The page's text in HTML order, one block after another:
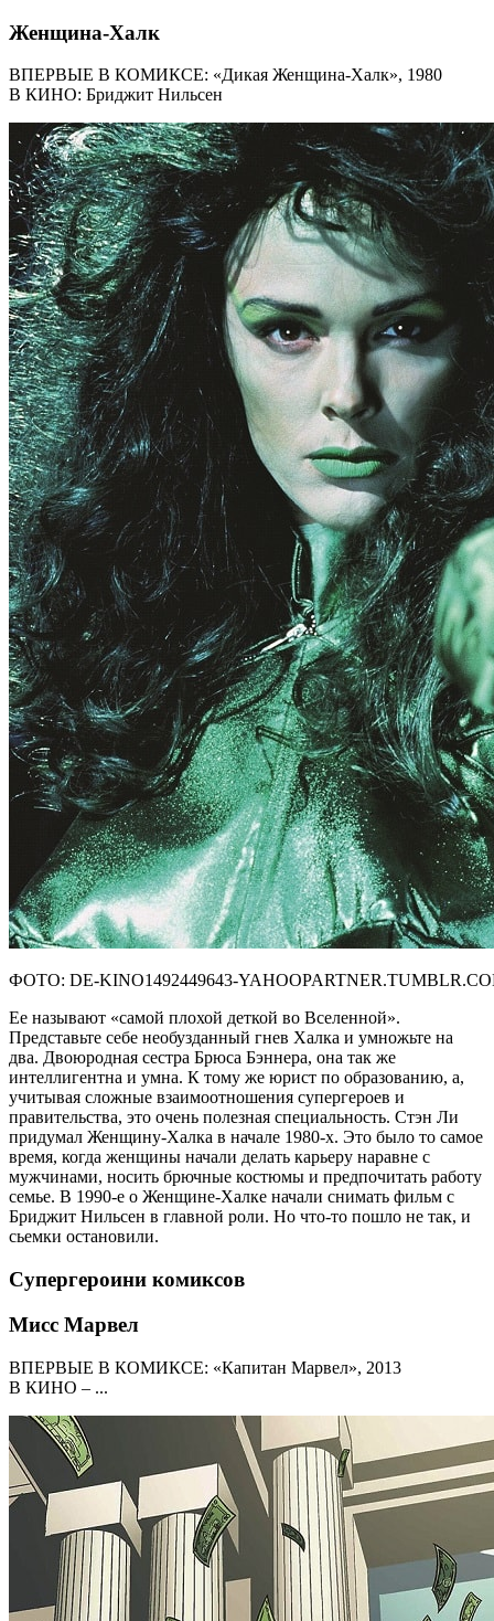
Женщина-Халк
ВПЕРВЫЕ В КОМИКСЕ: «Дикая Женщина-Халк», 1980
В КИНО: Бриджит Нильсен
ФОТО: DE-KINO1492449643-
Ее называют «самой плохой деткой во Вселенной».
Представьте себе необузданный гнев Халка и умножьте на
два. Двоюродная сестра Брюса Бэннера, она так же
интеллигентна и умна. К тому же юрист по образованию, а,
учитывая сложные взаимоотношения супергероев и
правительства, это очень полезная специальность. Стэн Ли
придумал Женщину-Халка в начале 1980-х. Это было то самое
время, когда женщины начали делать карьеру наравне с
мужчинами, носить брючные костюмы и предпочитать работу
семье. В 1990-е о Женщине-Халке начали снимать фильм с
Бриджит Нильсен в главной роли. Но что-то пошло не так, и
сьемки остановили.
Супергероини комиксов
Мисс Марвел
ВПЕРВЫЕ В КОМИКСЕ: «Капитан Марвел», 2013
В КИНО – ...